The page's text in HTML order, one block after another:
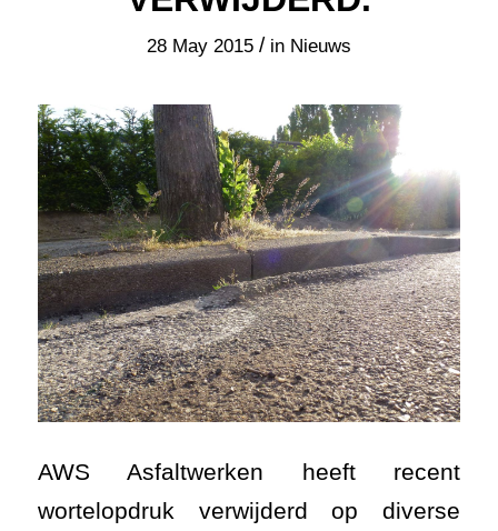
28 May 2015 / in Nieuws
AWS Asfaltwerken heeft recent
wortelopdruk verwijderd op diverse